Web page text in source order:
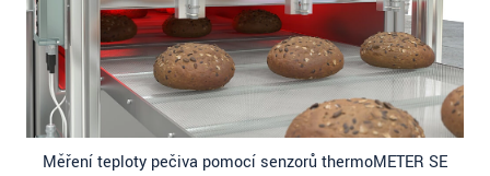
Měření teploty pečiva pomocí senzorů thermoMETER SE